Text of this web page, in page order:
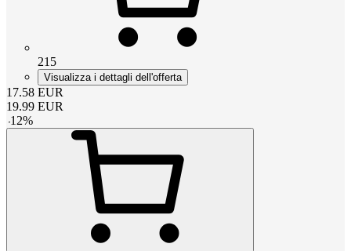
215
Visualizza i dettagli dell'offerta
17.58 EUR
19.99 EUR
-12%